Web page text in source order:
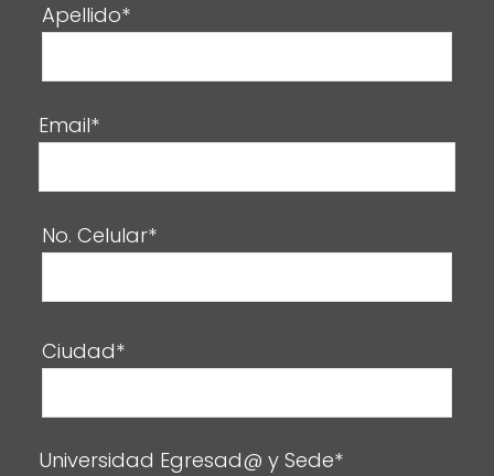
Apellido*
Email*
No. Celular*
Ciudad*
Universidad Egresad@ y Sede*